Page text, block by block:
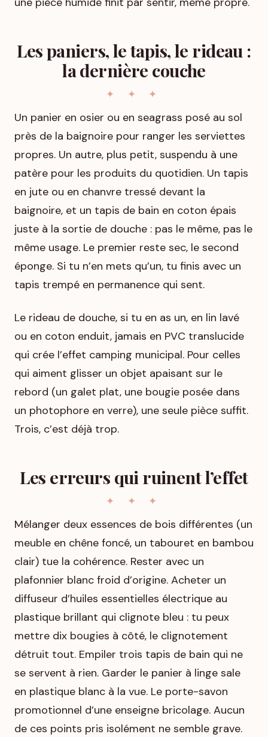
Les paniers, le tapis, le rideau :
la dernière couche
Un panier en osier ou en seagrass posé au sol
près de la baignoire pour ranger les serviettes
propres. Un autre, plus petit, suspendu à une
patère pour les produits du quotidien. Un tapis
en jute ou en chanvre tressé devant la
baignoire, et un tapis de bain en coton épais
juste à la sortie de douche : pas le même, pas le
même usage. Le premier reste sec, le second
éponge. Si tu n’en mets qu’un, tu finis avec un
tapis trempé en permanence qui sent.
Le rideau de douche, si tu en as un, en lin lavé
ou en coton enduit, jamais en PVC translucide
qui crée l’effet camping municipal. Pour celles
qui aiment glisser un objet apaisant sur le
rebord (un galet plat, une bougie posée dans
un photophore en verre), une seule pièce suffit.
Trois, c’est déjà trop.
Les erreurs qui ruinent l’effet
Mélanger deux essences de bois différentes (un
meuble en chêne foncé, un tabouret en bambou
clair) tue la cohérence. Rester avec un
plafonnier blanc froid d’origine. Acheter un
diffuseur d’huiles essentielles électrique au
plastique brillant qui clignote bleu : tu peux
mettre dix bougies à côté, le clignotement
détruit tout. Empiler trois tapis de bain qui ne
se servent à rien. Garder le panier à linge sale
en plastique blanc à la vue. Le porte-savon
promotionnel d’une enseigne bricolage. Aucun
de ces points pris isolément ne semble grave.